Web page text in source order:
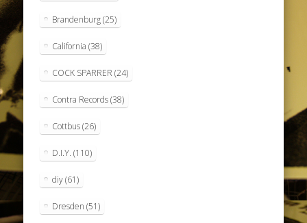
Brandenburg(25)
California (38)
COCK SPARRER (24)
Contra Records(38)
Cottbus(26)
D.I.Y. (110)
diy(61)
Dresden (51)